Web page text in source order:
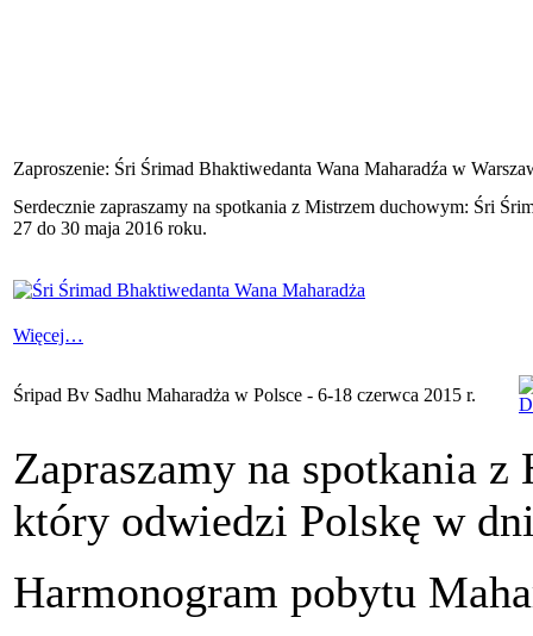
Zaproszenie: Śri Śrimad Bhaktiwedanta Wana Maharadźa w
Serdecznie zapraszamy na spotkania z Mistrzem duchowym: Śri
27 do 30 maja 2016 roku.
Więcej…
Śripad Bv Sadhu Maharadża w Polsce - 6-18 czerwca 2015 r.
Zapraszamy na spotkania
który odwiedzi Polskę w
Harmonogram pobytu